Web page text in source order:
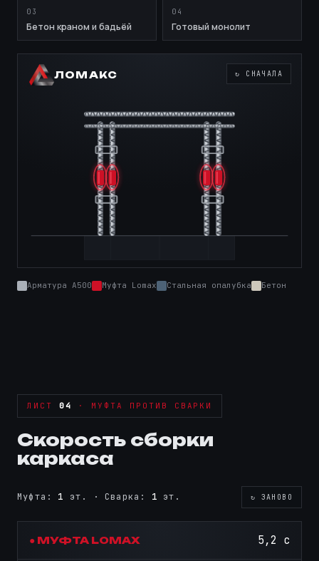
03
Бетон краном и бадьёй
04
Готовый монолит
ЛОМАКС ↻ СНАЧАЛА
Арматура А500 Муфта Lomax Стальная опалубка Бетон
ЛИСТ 04 · МУФТА ПРОТИВ СВАРКИ
Скорость сборки
каркаса
Муфта: 2 эт. · Сварка: 1 эт. ↻ ЗАНОВО
● МУФТА LOMAX 7,3 с